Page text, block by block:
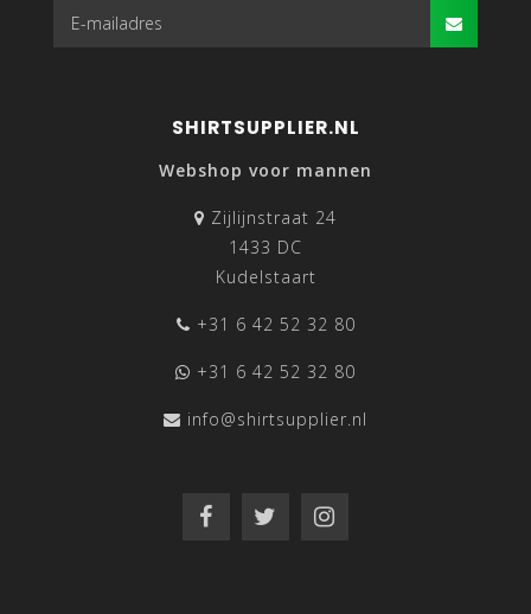
SHIRTSUPPLIER.NL
Webshop voor mannen
Zijlijnstraat 24
1433 DC
Kudelstaart
+31 6 42 52 32 80
+31 6 42 52 32 80
info@shirtsupplier.nl